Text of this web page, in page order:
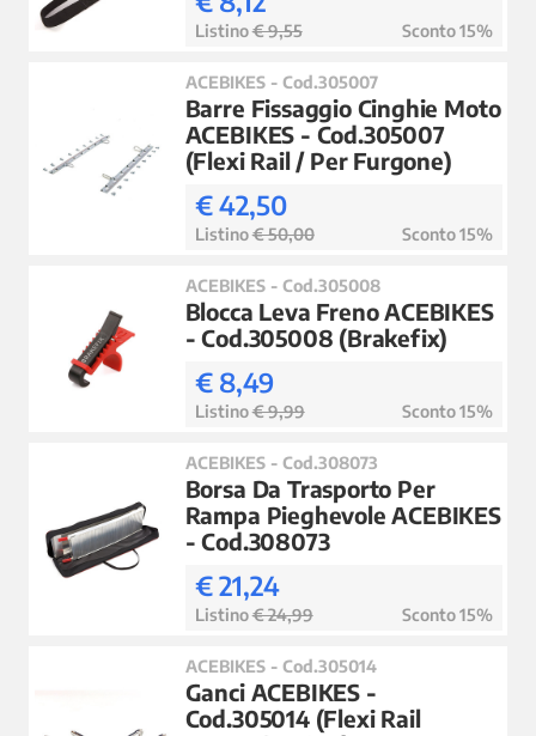
Listino€ 9,55 Sconto 15%
ACEBIKES - Cod.305007
Barre Fissaggio Cinghie Moto
ACEBIKES - Cod.305007
(Flexi Rail / Per Furgone)
€ 42,50
Listino€ 50,00 Sconto 15%
ACEBIKES - Cod.305008
Blocca Leva Freno ACEBIKES
- Cod.305008 (Brakefix)
€ 8,49
Listino€ 9,99 Sconto 15%
ACEBIKES - Cod.308073
Borsa Da Trasporto Per
Rampa Pieghevole ACEBIKES
- Cod.308073
€ 21,24
Listino€ 24,99 Sconto 15%
ACEBIKES - Cod.305014
Ganci ACEBIKES -
Cod.305014 (Flexi Rail